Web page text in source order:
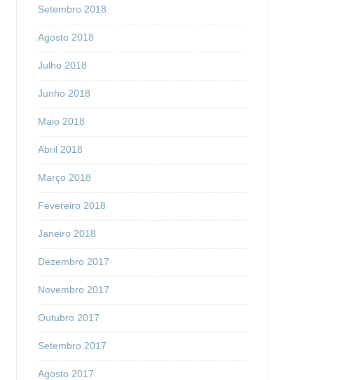
Setembro 2018
Agosto 2018
Julho 2018
Junho 2018
Maio 2018
Abril 2018
Março 2018
Fevereiro 2018
Janeiro 2018
Dezembro 2017
Novembro 2017
Outubro 2017
Setembro 2017
Agosto 2017